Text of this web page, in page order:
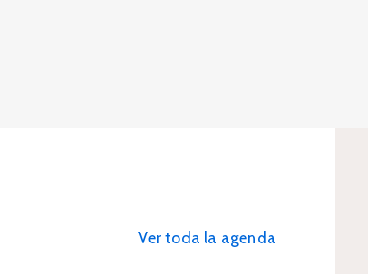
Ver toda la agenda